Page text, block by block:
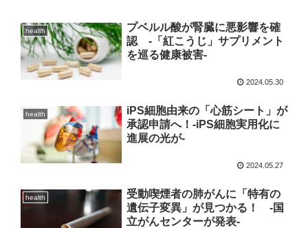
health
プベルル酸が腎臓に悪影響を確
認 -「紅こうじ」サプリメント
を巡る健康被害-
2024.05.30
health
iPS細胞由来の「心筋シート」が
承認申請へ！-iPS細胞実用化に
進展の光が-
2024.05.27
health
受動喫煙者の肺がんに「特有の
遺伝子変異」が見つかる！ -国
立がんセンターが発表-